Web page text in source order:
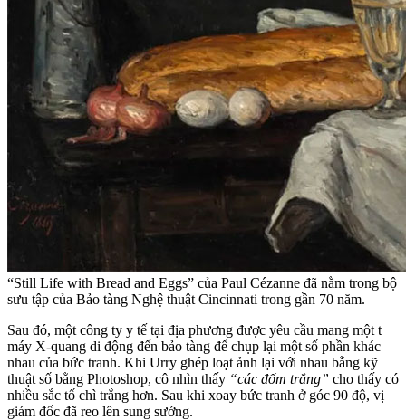
“Still Life with Bread and Eggs” của Paul Cézanne đã nằm trong bộ
sưu tập của Bảo tàng Nghệ thuật Cincinnati trong gần 70 năm.
Sau đó, một công ty y tế tại địa phương được yêu cầu mang một t
máy X-quang di động đến bảo tàng để chụp lại một số phần khác
nhau của bức tranh. Khi Urry ghép loạt ảnh lại với nhau bằng kỹ
thuật số bằng Photoshop, cô nhìn thấy “các đốm trắng” cho thấy có
nhiều sắc tố chì trắng hơn. Sau khi xoay bức tranh ở góc 90 độ, vị
giám đốc đã reo lên sung sướng.